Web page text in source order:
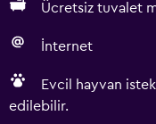
Ücretsiz tuvalet
İnternet
Evcil hayvan
edilebilir.